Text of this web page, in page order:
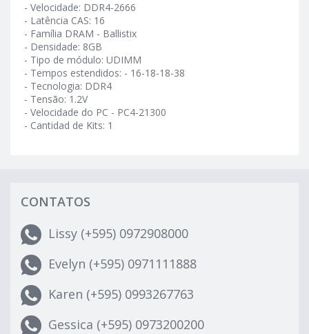
- Velocidade: DDR4-2666
- Latência CAS: 16
- Família DRAM - Ballistix
- Densidade: 8GB
- Tipo de módulo: UDIMM
- Tempos estendidos: - 16-18-18-38
- Tecnologia: DDR4
- Tensão: 1.2V
- Velocidade do PC - PC4-21300
- Cantidad de Kits: 1
CONTATOS
Lissy (+595) 0972908000
Evelyn (+595) 0971111888
Karen (+595) 0993267763
Gessica (+595) 0973200200